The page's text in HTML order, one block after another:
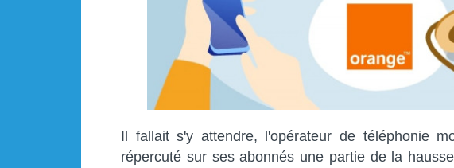
Il fallait s'y attendre, l'opérateur de téléphonie
répercuté sur ses abonnés une partie de la